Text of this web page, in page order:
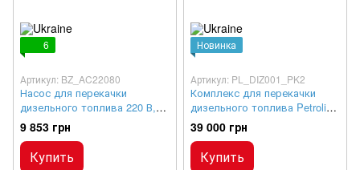
6
Артикул: BZ_AC22080
Насос для перекачки
дизельного топлива 220 В,
БЕНЗА Н220-80
9 853 грн
Купить
Новинка
Артикул: PL_DIZ001_PK2
Комплекс для перекачки
дизельного топлива Petroline
ПК 200
39 000 грн
Купить